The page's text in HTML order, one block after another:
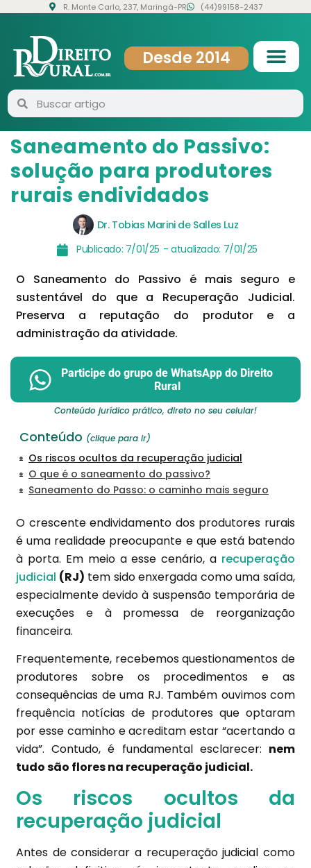
R. Monte Carlo, 237, Maringá-PR (44)99158-2437
Desde 2014
Saneamento do Passivo:
solução para produtores
rurais endividados
Dr. Tobias Marini de Salles Luz
Publicado: 7/01/25 - atualizado: 7/01/25
O Saneamento do Passivo é mais seguro e
sustentável do que a Recuperação Judicial.
Preserva a reputação do produtor e a
administração da atividade.
Participe do grupo de WhatsApp do Direito
Rural
Conteúdo jurídico prático, direto no seu celular!
Conteúdo (clique para ir)
Os riscos ocultos da recuperação judicial
O que é o saneamento do passivo?
Saneamento do Passo: o caminho mais seguro
O crescente endividamento dos produtores rurais
é uma realidade preocupante e que está batendo
à porta. Em meio a esse cenário, a recuperação
judicial (RJ) tem sido enxergada como uma saída,
especialmente devido à suspensão temporária de
execuções e à promessa de reorganização
financeira.
Frequentemente, recebemos questionamentos de
produtores sobre os procedimentos e as
consequências de uma RJ. Também ouvimos com
frequência notícias de produtores que optaram
por esse caminho e acreditam estar “acertando a
vida”. Contudo, é fundamental esclarecer: nem
tudo são flores na recuperação judicial.
Os riscos ocultos da
recuperação judicial
Antes de considerar a recuperação judicial como